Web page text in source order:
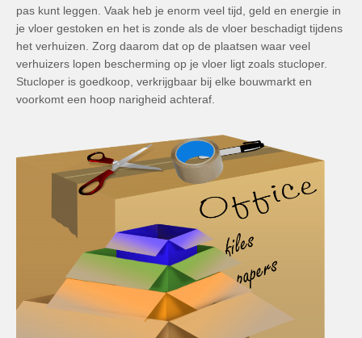
pas kunt leggen. Vaak heb je enorm veel tijd, geld en energie in
je vloer gestoken en het is zonde als de vloer beschadigt tijdens
het verhuizen. Zorg daarom dat op de plaatsen waar veel
verhuizers lopen bescherming op je vloer ligt zoals stucloper.
Stucloper is goedkoop, verkrijgbaar bij elke bouwmarkt en
voorkomt een hoop narigheid achteraf.